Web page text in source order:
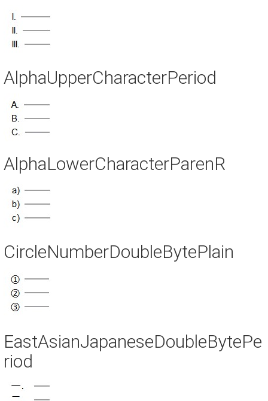
AlphaUpperCharacterPeriod
AlphaLowerCharacterParenR
CircleNumberDoubleBytePlain
EastAsianJapaneseDoubleBytePe
riod